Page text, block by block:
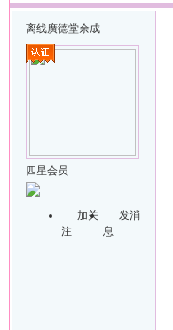
离线廣德堂余成
四星会员
加关
注
发消
息